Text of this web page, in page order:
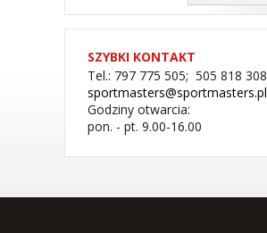
SZYBKI KONTAKT
Tel.: 797 775 505; 505 818 308
sportmasters@sportmasters.pl
Godziny otwarcia:
pon. - pt. 9.00-16.00